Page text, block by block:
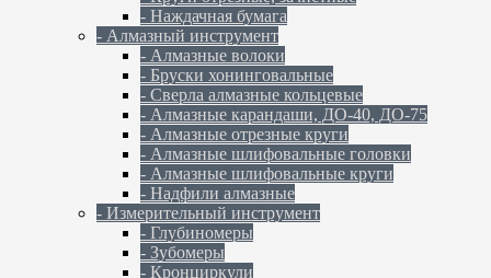
- Наждачная бумага
- Алмазный инструмент
- Алмазные волоки
- Бруски хонинговальные
- Сверла алмазные кольцевые
- Алмазные карандаши, ДО-40, ДО-75
- Алмазные отрезные круги
- Алмазные шлифовальные головки
- Алмазные шлифовальные круги
- Надфили алмазные
- Измерительный инструмент
- Глубиномеры
- Зубомеры
- Кронциркули